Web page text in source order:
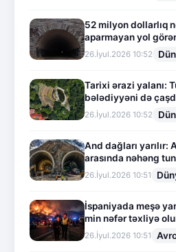
52 milyon dollarlıq
aparmayan yol
26.İyul.2026 10:52
Tarixi ərazi yalanı:
bələdiyyəni də
26.İyul.2026 10:52
And dağları yarılır:
arasında nəhəng
26.İyul.2026 10:51
İspaniyada meşə
min nəfər təxliyə
26.İyul.2026 10:51